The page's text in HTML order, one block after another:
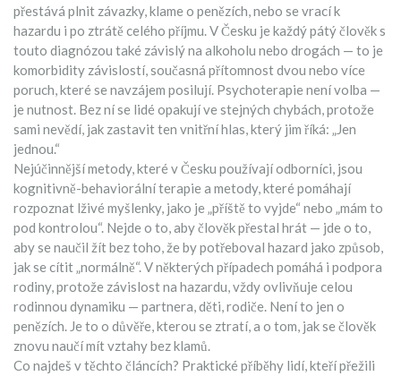
přestává plnit závazky, klame o penězích, nebo se vrací k
hazardu i po ztrátě celého příjmu. V Česku je každý pátý člověk s
touto diagnózou také závislý na alkoholu nebo drogách — to je
komorbidity závislostí,současná přítomnost dvou nebo více
poruch, které se navzájem posilují. Psychoterapie není volba —
je nutnost. Bez ní se lidé opakují ve stejných chybách, protože
sami nevědí, jak zastavit ten vnitřní hlas, který jim říká: „Jen
jednou.“
Nejúčinnější metody, které v Česku používají odborníci, jsou
kognitivně-behaviorální terapie a metody, které pomáhají
rozpoznat lživé myšlenky, jako je „příště to vyjde“ nebo „mám to
pod kontrolou“. Nejde o to, aby člověk přestal hrát — jde o to,
aby se naučil žít bez toho, že by potřeboval hazard jako způsob,
jak se cítit „normálně“. V některých případech pomáhá i podpora
rodiny, protože závislost na hazardu,vždy ovlivňuje celou
rodinnou dynamiku — partnera, děti, rodiče. Není to jen o
penězích. Je to o důvěře, kterou se ztratí, a o tom, jak se člověk
znovu naučí mít vztahy bez klamů.
Co najdeš v těchto článcích? Praktické příběhy lidí, kteří přežili